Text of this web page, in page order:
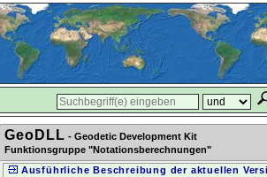
GeoDLL - Geodetic Development Kit
Funktionsgruppe "Notationsberechnungen"
Ausführliche Beschreibung der aktuellen